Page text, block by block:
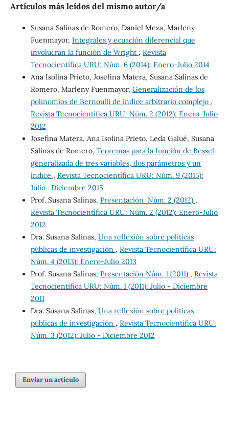
Artículos más leídos del mismo autor/a
Susana Salinas de Romero, Daniel Meza, Marleny
Fuenmayor, Integrales y ecuación diferencial que
involucran la función de Wright , Revista
Tecnocientífica URU: Núm. 6 (2014): Enero-Julio 2014
Ana Isolina Prieto, Josefina Matera, Susana Salinas de
Romero, Marleny Fuenmayor, Generalización de los
polinomios de Bernoulli de índice arbitrario complejo ,
Revista Tecnocientífica URU: Núm. 2 (2012): Enero-Julio
2012
Josefina Matera, Ana Isolina Prieto, Leda Galué, Susana
Salinas de Romero, Teoremas para la función de Bessel
generalizada de tres variables, dos parámetros y un
índice , Revista Tecnocientífica URU: Núm. 9 (2015):
Julio -Diciembre 2015
Prof. Susana Salinas, Presentación Núm. 2 (2012) ,
Revista Tecnocientífica URU: Núm. 2 (2012): Enero-Julio
2012
Dra. Susana Salinas, Una reflexión sobre políticas
públicas de investigación , Revista Tecnocientífica URU:
Núm. 4 (2013): Enero-Julio 2013
Prof. Susana Salinas, Presentación Núm. 1 (2011) , Revista
Tecnocientífica URU: Núm. 1 (2011): Julio - Diciembre
2011
Dra. Susana Salinas, Una reflexión sobre políticas
públicas de investigación , Revista Tecnocientífica URU:
Núm. 3 (2012): Julio - Diciembre 2012
Enviar un artículo